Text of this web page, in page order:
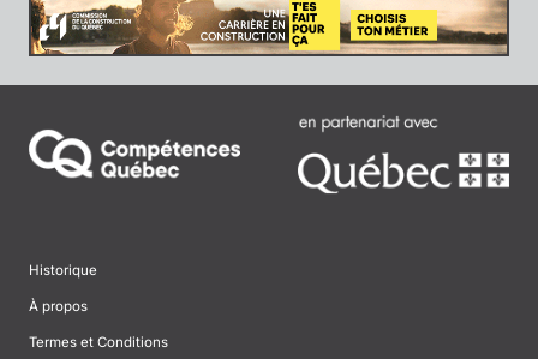
Historique
À propos
Termes et Conditions